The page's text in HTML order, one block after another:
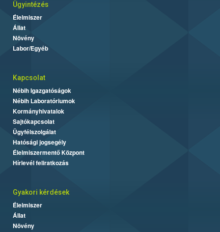
Ügyintézés
Élelmiszer
Állat
Növény
Labor/Egyéb
Kapcsolat
Nébih Igazgatóságok
Nébih Laboratóriumok
Kormányhivatalok
Sajtókapcsolat
Ügyfélszolgálat
Hatósági jogsegély
Élelmiszermentő Központ
Hírlevél feliratkozás
Gyakori kérdések
Élelmiszer
Állat
Növény